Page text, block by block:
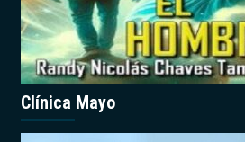
Clínica Mayo